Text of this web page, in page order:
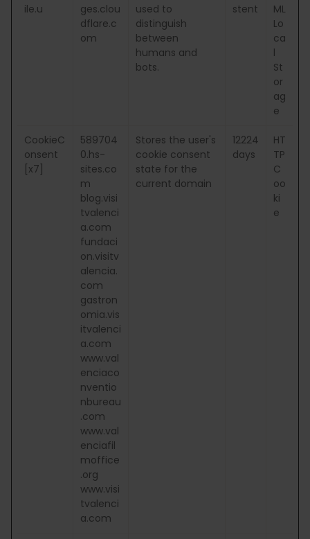
ile.u
ges.clou
dflare.c
om
used to
distinguish
between
humans and
bots.
stent
ML
Lo
ca
l
St
or
ag
e
CookieC
onsent
[x7]
589704
0.hs-
sites.co
m
blog.visi
tvalenci
a.com
fundaci
on.visitv
alencia.
com
gastron
omia.vis
itvalenci
a.com
www.val
enciaco
nventio
nbureau
.com
www.val
enciafil
moffice
.org
www.visi
tvalenci
a.com
Stores the user's
cookie consent
state for the
current domain
12224
days
HT
TP
C
oo
ki
e